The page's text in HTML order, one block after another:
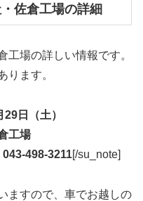
佐倉工場の詳細
工場の詳しい情報です。
ります。
29日（土）
工場
498-3211[/su_note]
ますので、車でお越しの